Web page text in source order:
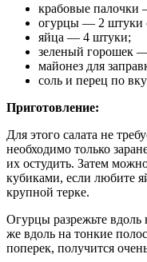
крабовые палочки
огурцы — 2 штуки
яйца — 4 штуки;
зеленый горошек
майонез для
соль и перец по
Приготовление:
Для этого салата не
необходимо только
их остудить. Затем
кубиками, если любите
крупной терке.
Огурцы разрежьте вдоль
же вдоль на тонкие
поперек, получится